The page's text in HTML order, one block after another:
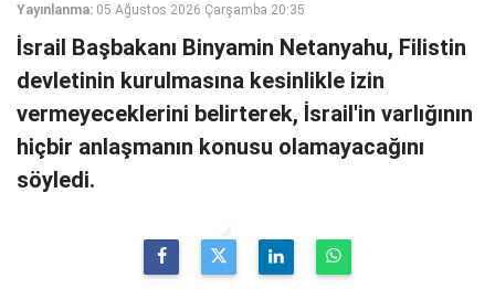
Yayınlanma: 05 Ağustos 2026 Çarşamba 20:35
İsrail Başbakanı Binyamin Netanyahu, Filistin
devletinin kurulmasına kesinlikle izin
vermeyeceklerini belirterek, İsrail'in varlığının
hiçbir anlaşmanın konusu olamayacağını
söyledi.